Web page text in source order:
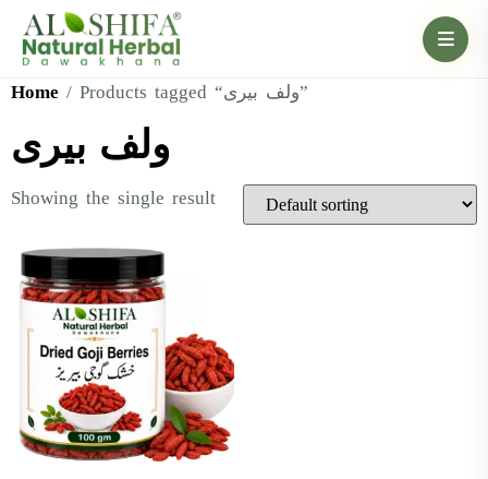
Home / Products tagged “ولف بیری”
ولف بیری
Showing the single result